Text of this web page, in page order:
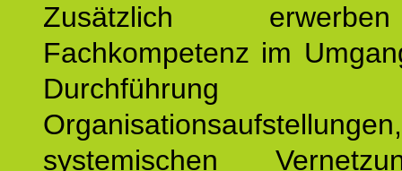
Zusätzlich
Fachkompetenz im
systemischen